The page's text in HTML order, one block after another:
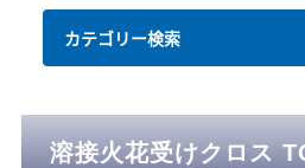
カテゴリー検索
溶接火花受けクロス